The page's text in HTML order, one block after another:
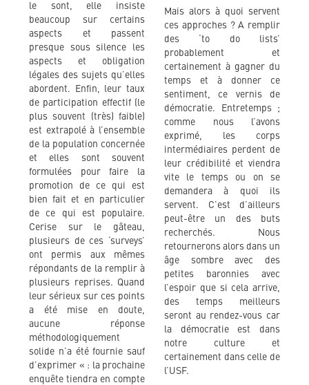
le sont, elle insiste
beaucoup sur certains
aspects et passent
presque sous silence les
aspects et obligation
légales des sujets qu’elles
abordent. Enfin, leur taux
de participation effectif (le
plus souvent (très) faible)
est extrapolé à l’ensemble
de la population concernée
et elles sont souvent
formulées pour faire la
promotion de ce qui est
bien fait et en particulier
de ce qui est populaire.
Cerise sur le gâteau,
plusieurs de ces ‘surveys’
ont permis aux mêmes
répondants de la remplir à
plusieurs reprises. Quand
leur sérieux sur ces points
a été mise en doute,
aucune réponse
méthodologiquement
solide n’a été fournie sauf
d’exprimer « : la prochaine
enquête tiendra en compte
Mais alors à quoi servent
ces approches ? A remplir
des ‘to do lists’
probablement et
certainement à gagner du
temps et à donner ce
sentiment, ce vernis de
démocratie. Entretemps ;
comme nous l’avons
exprimé, les corps
intermédiaires perdent de
leur crédibilité et viendra
vite le temps ou on se
demandera à quoi ils
servent. C’est d’ailleurs
peut-être un des buts
recherchés. Nous
retournerons alors dans un
âge sombre avec des
petites baronnies avec
l’espoir que si cela arrive,
des temps meilleurs
seront au rendez-vous car
la démocratie est dans
notre culture et
certainement dans celle de
l’USF.